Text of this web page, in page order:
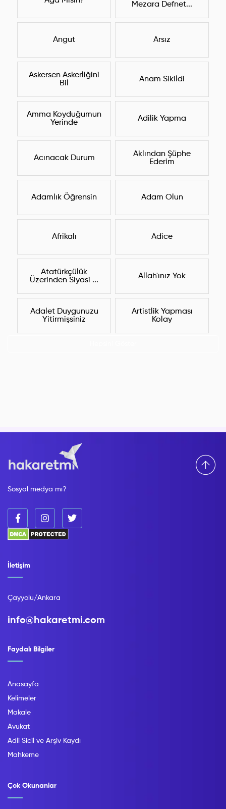
Mezara Defnet...
Angut Arsız
Askersen Askerliğini
Bil
Anam Sikildi
Amma Koyduğumun
Yerinde
Adilik Yapma
Acınacak Durum
Aklından Şüphe
Ederim
Adamlık Öğrensin Adam Olun
Afrikalı Adice
Atatürkçülük
Üzerinden Siyasi ...
Allah'ınız Yok
Adalet Duygunuzu
Yitirmişsiniz
Artistlik Yapması
Kolay
Sosyal medya mı?
Faydalı Bilgiler
Anasayfa
Kelimeler
Makale
Avukat
Adli Sicil ve Arşiv Kaydı
Mahkeme
Çok Okunanlar
İletişim
Çayyolu/Ankara
info@hakaretmi.com